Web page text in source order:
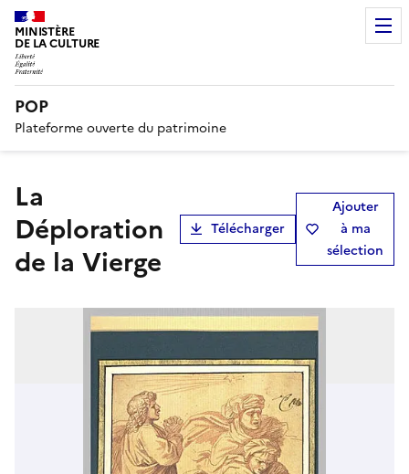
MINISTÈRE
DE LA CULTURE
POP
Plateforme ouverte du patrimoine
La
Déploration
de la Vierge
Télécharger
Ajouter
à ma
sélection